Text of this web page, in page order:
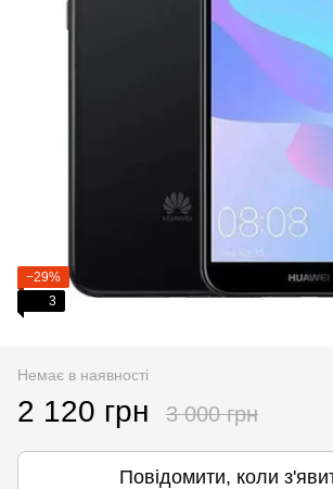
−29%
3
Немає в наявності
2 120 грн 3 000 грн
Повідомити, коли